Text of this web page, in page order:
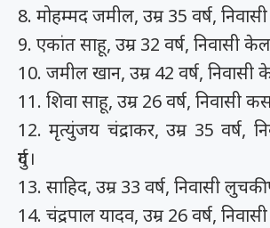
8. मोहम्मद जमील, उम्र 35 वर्ष, निवासी
9. एकांत साहू, उम्र 32 वर्ष, निवासी
10. जमील खान, उम्र 42 वर्ष, निवासी
11. शिवा साहू, उम्र 26 वर्ष, निवासी
12. मृत्युंजय चंद्राकर, उम्र 35 वर्ष,
दुर्ग।
13. साहिद, उम्र 33 वर्ष, निवासी
14. चंद्रपाल यादव, उम्र 26 वर्ष, निवासी